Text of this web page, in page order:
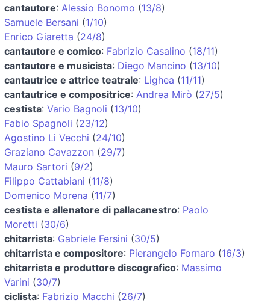
cantautore: Alessio Bonomo (13/8)
Samuele Bersani (1/10)
Enrico Giaretta (24/8)
cantautore e comico: Fabrizio Casalino (18/11)
cantautore e musicista: Diego Mancino (13/10)
cantautrice e attrice teatrale: Lighea (11/11)
cantautrice e compositrice: Andrea Mirò (27/5)
cestista: Vario Bagnoli (13/10)
Fabio Spagnoli (23/12)
Agostino Li Vecchi (24/10)
Graziano Cavazzon (29/7)
Mauro Sartori (9/2)
Filippo Cattabiani (11/8)
Domenico Morena (11/7)
cestista e allenatore di pallacanestro: Paolo
Moretti (30/6)
chitarrista: Gabriele Fersini (30/5)
chitarrista e compositore: Pierangelo Fornaro (16/3)
chitarrista e produttore discografico: Massimo
Varini (30/7)
ciclista: Fabrizio Macchi (26/7)